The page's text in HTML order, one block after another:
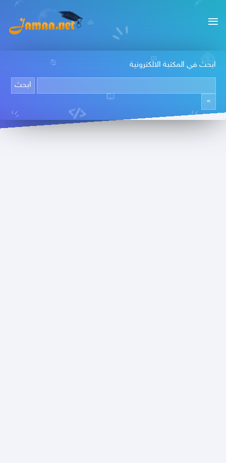
ابحث في المكتبة الالكترونية